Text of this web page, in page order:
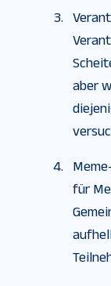
aber
für